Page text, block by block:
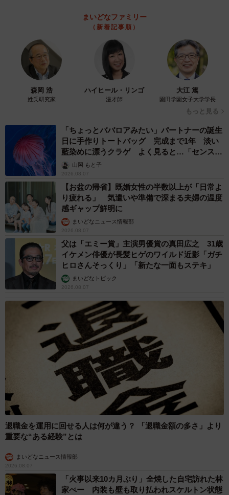
まいどなファミリー
（新着記事順）
森岡 浩
姓氏研究家
ハイヒール・リンゴ
漫才師
大江 篤
園田学園女子大学学長
もっと見る
「ちょっとババロアみたい」パートナーの誕生
日に手作りトートバッグ 完成まで1年 淡い
藍染めに漂うクラゲ よく見ると…「センスす
ごい」山岡 もと子
2026.08.07
【お盆の帰省】既婚女性の半数以上が「日常よ
り疲れる」 気遣いや準備で深まる夫婦の温度
感ギャップ鮮明に
まいどなニュース情報部
2026.08.07
父は「エミー賞」主演男優賞の真田広之 31歳
イケメン俳優が長髪ヒゲのワイルド近影「ガチ
ヒロさんそっくり」「新たな一面もステキ」
まいどなトピック
2026.08.07
退職金を運用に回せる人は何が違う？ 「退職金額の多さ」より
重要な“ある経験”とは
まいどなニュース情報部
2026.08.07
「火事以来10カ月ぶり」全焼した自宅訪れた林
家ぺー 内装も壁も取り払われスケルトン状態